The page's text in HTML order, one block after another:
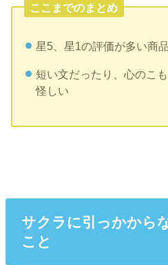
ここまでのまとめ
星5、星1の評価が多い商
短い文だったり、心のこ
怪しい
サクラに引っかから
こと